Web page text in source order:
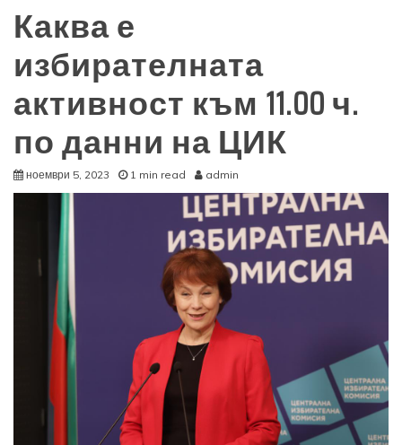
Каква е
избирателната
активност към 11.00 ч.
по данни на ЦИК
ноември 5, 2023 1 min read admin